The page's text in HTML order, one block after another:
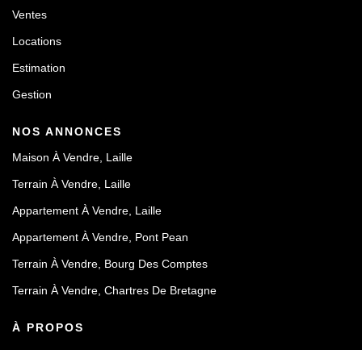
Ventes
Locations
Estimation
Gestion
NOS ANNONCES
Maison À Vendre, Laille
Terrain À Vendre, Laille
Appartement À Vendre, Laille
Appartement À Vendre, Pont Pean
Terrain À Vendre, Bourg Des Comptes
Terrain À Vendre, Chartres De Bretagne
À PROPOS